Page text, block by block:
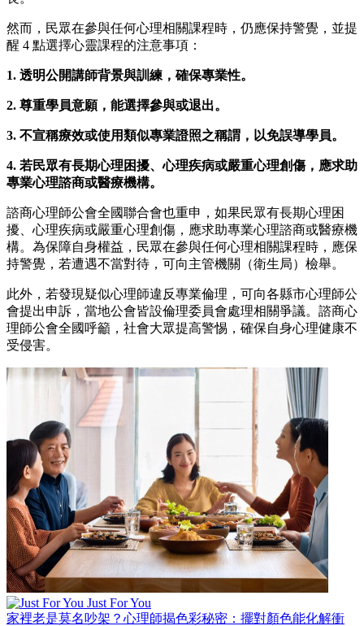
然而，民眾在參與任何心理相關課程時，仍應保持警覺，並提
醒 4 點選擇心靈課程的注意事項：
1. 透明公開講師背景與訓練，確保專業性。
2. 尊重學員意願，能選擇參與或退出。
3. 不宣稱療效或使用類似專業證照之稱謂，以免誤導學員。
4. 若民眾有長期心理困擾、心理疾病或嚴重心理創傷，應求助
專業心理諮商或醫療機構。
諮商心理師公會全國聯合會也重申，如果民眾有長期心理困
擾、心理疾病或嚴重心理創傷，應求助專業心理諮商或醫療機
構。為保障自身權益，民眾在參與任何心理相關課程時，應保
持警覺，若遭遇不當對待，可向主管機關（衛生局）檢舉。
此外，若發現疑似心理師違反專業倫理，可向各縣市心理師公
會提出申訴，當地公會皆設倫理委員會處理相關爭議。諮商心
理師公會全國呼籲，社會大眾提高警惕，確保自身心理健康不
受侵害。
Just For You
家裡老是莫名吵架？心理師揭色彩秘密：擺對顏色能化解衝